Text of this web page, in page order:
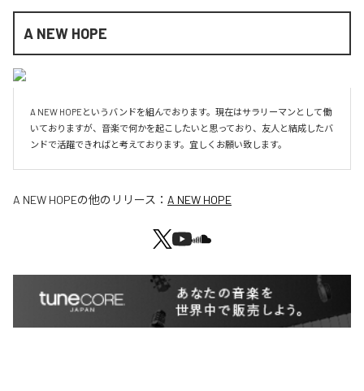
A NEW HOPE
A NEW HOPEというバンドを組んでおります。現在はサラリーマンとして働
いておりますが、音楽で何かを起こしたいと思っており、友人と結成したバ
ンドで活躍できればと考えております。宜しくお願い致します。
A NEW HOPEの他のリリース： A NEW HOPE